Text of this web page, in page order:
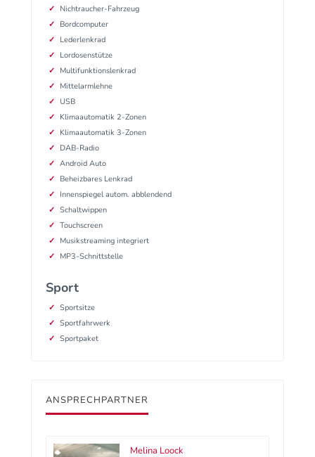
Nichtraucher-Fahrzeug
Bordcomputer
Lederlenkrad
Lordosenstütze
Multifunktionslenkrad
Mittelarmlehne
USB
Klimaautomatik 2-Zonen
Klimaautomatik 3-Zonen
DAB-Radio
Android Auto
Beheizbares Lenkrad
Innenspiegel autom. abblendend
Schaltwippen
Touchscreen
Musikstreaming integriert
MP3-Schnittstelle
Sport
Sportsitze
Sportfahrwerk
Sportpaket
ANSPRECHPARTNER
Melina Loock